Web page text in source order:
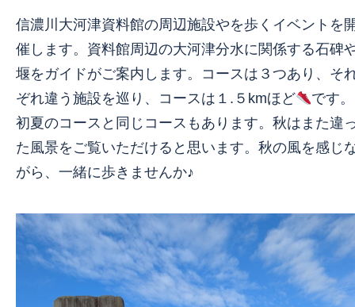
信濃川大河津資料館の周辺施設やを歩くイベントを
催します。資料館周辺の大河津分水に関係する石碑
堰をガイドがご案内します。コースは３つあり、そ
ぞれ違う施設を巡り、コースは１.５kmほど
です。
初夏のコースと同じコースもあります。秋はまた違
た風景をご覧いただけると思います。秋の風を感じ
がら、一緒に歩きませんか♪